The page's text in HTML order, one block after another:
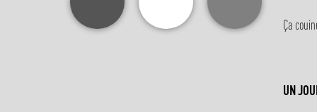
Ça
UN